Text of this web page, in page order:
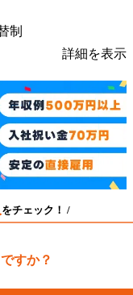
制
詳細を表示
をチェック！ /
すか？